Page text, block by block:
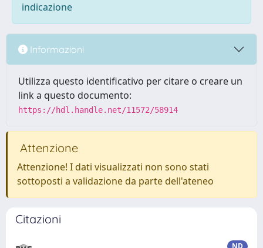
indicazione
Informazioni
Utilizza questo identificativo per citare o creare un
link a questo documento:
https://hdl.handle.net/11572/58914
Attenzione
Attenzione! I dati visualizzati non sono stati
sottoposti a validazione da parte dell'ateneo
Citazioni